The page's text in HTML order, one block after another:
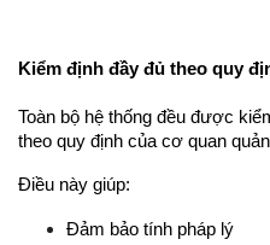
Kiểm định đầy đủ theo quy
Toàn bộ hệ thống đều được
theo quy định của cơ quan
Điều này giúp:
Đảm bảo tính pháp lý